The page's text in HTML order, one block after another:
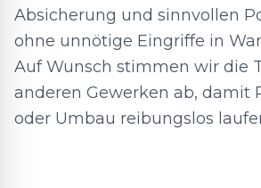
Absicherung und sinnvollen
ohne unnötige Eingriffe in
Auf Wunsch stimmen wir die
anderen Gewerken ab, damit
oder Umbau reibungslos